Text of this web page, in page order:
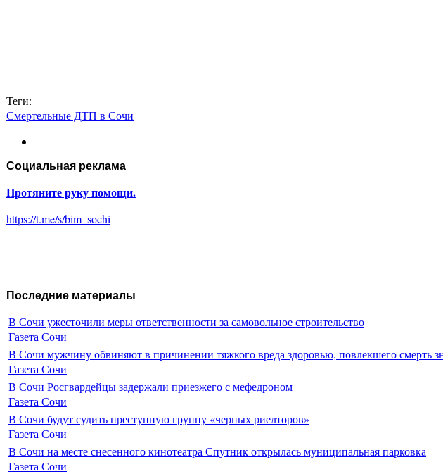
Теги:
Смертельные ДТП в Сочи
Социальная реклама
Протяните руку помощи.
https://t.me/s/bim_sochi
Последние материалы
В Сочи ужесточили меры ответственности за самовольное строительство
Газета Сочи
В Сочи мужчину обвиняют в причинении тяжкого вреда здоровью, повлекшего смерть
Газета Сочи
В Сочи Росгвардейцы задержали приезжего с мефедроном
Газета Сочи
В Сочи будут судить преступную группу «черных риелторов»
Газета Сочи
В Сочи на месте снесенного кинотеатра Спутник открылась муниципальная парковка
Газета Сочи